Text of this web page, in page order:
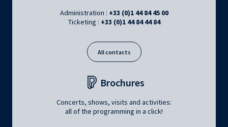
Administration : +33 (0)1 44 84 45 00
Ticketing : +33 (0)1 44 84 44 84
All contacts
Brochures
Concerts, shows, visits and activities:
all of the programming in a click!